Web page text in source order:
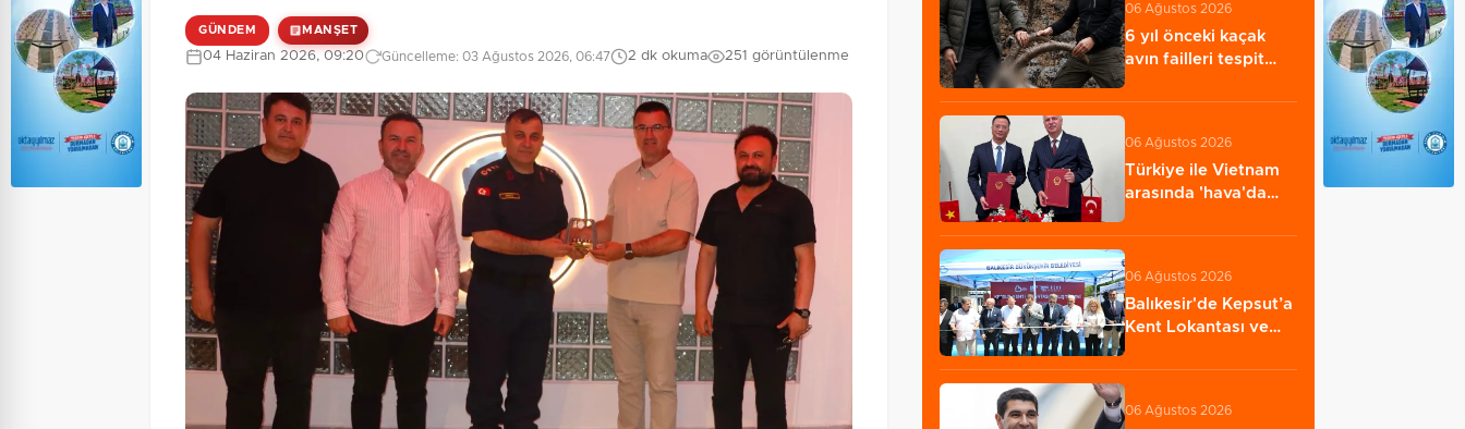
GÜNDEM MANŞET
04 Haziran 2026, 09:20 Güncelleme: 03 Ağustos 2026, 06:47 2 dk okuma 251 görüntülenme
06 Ağustos 2026
6 yıl önceki kaçak
avın failleri tespit
06 Ağustos 2026
Türkiye ile Vietnam
arasında 'hava'da
06 Ağustos 2026
Balıkesir'de Kepsut’a
Kent Lokantası ve
06 Ağustos 2026